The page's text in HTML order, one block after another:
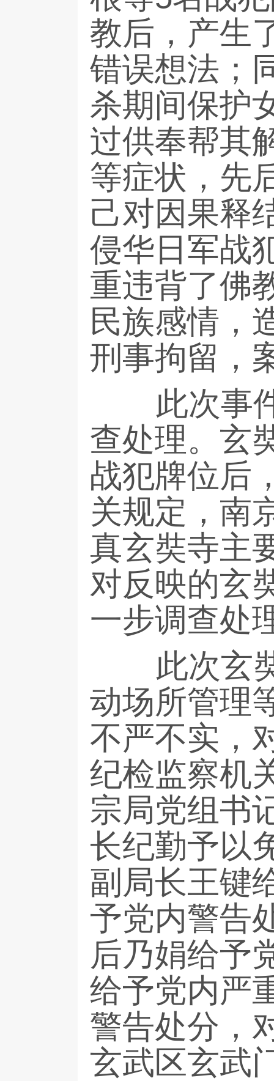
教后，产生
错误想法；
杀期间保护
过供奉帮其
等症状，先
己对因果释
侵华日军战
重违背了佛
民族感情，
刑事拘留，
此次事件
查处理。玄
战犯牌位后
关规定，南
真玄奘寺主
对反映的玄
一步调查处
此次玄奘
动场所管理
不严不实，
纪检监察机
宗局党组书
长纪勤予以
副局长王键
予党内警告
后乃娟给予
给予党内严
警告处分，
玄武区玄武